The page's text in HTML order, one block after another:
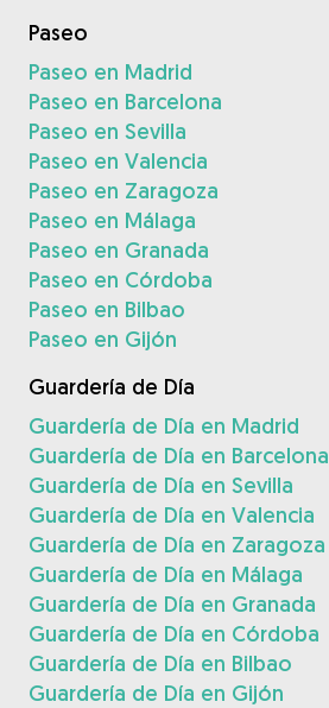
Paseo
Paseo en Madrid
Paseo en Barcelona
Paseo en Sevilla
Paseo en Valencia
Paseo en Zaragoza
Paseo en Málaga
Paseo en Granada
Paseo en Córdoba
Paseo en Bilbao
Paseo en Gijón
Guardería de Día
Guardería de Día en Madrid
Guardería de Día en Barcelona
Guardería de Día en Sevilla
Guardería de Día en Valencia
Guardería de Día en Zaragoza
Guardería de Día en Málaga
Guardería de Día en Granada
Guardería de Día en Córdoba
Guardería de Día en Bilbao
Guardería de Día en Gijón